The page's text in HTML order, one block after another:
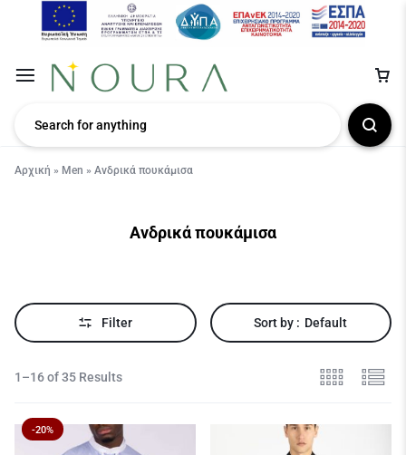
Αρχική » Men » Ανδρικά πουκάμισα
Ανδρικά πουκάμισα
Filter Sort by : Default
1–16 of 35 Results
-20%